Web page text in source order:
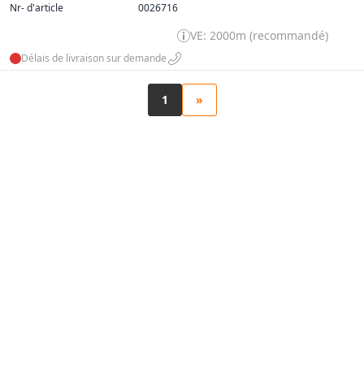
Nr- d'article
0026716
VE: 2000m (recommandé)
Délais de livraison sur demande
1 »